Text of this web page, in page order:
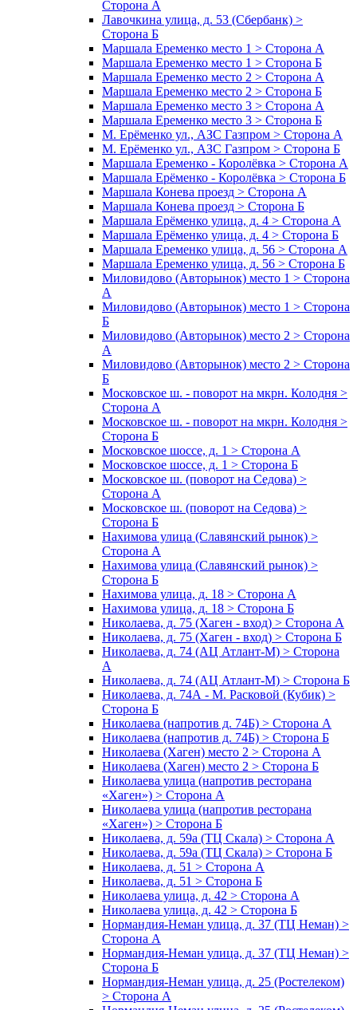
Сторона А
Лавочкина улица, д. 53 (Сбербанк) >
Сторона Б
Маршала Еременко место 1 > Сторона А
Маршала Еременко место 1 > Сторона Б
Маршала Еременко место 2 > Сторона А
Маршала Еременко место 2 > Сторона Б
Маршала Еременко место 3 > Сторона А
Маршала Еременко место 3 > Сторона Б
М. Ерёменко ул., АЗС Газпром > Сторона А
М. Ерёменко ул., АЗС Газпром > Сторона Б
Маршала Еременко - Королёвка > Сторона А
Маршала Ерёменко - Королёвка > Сторона Б
Маршала Конева проезд > Сторона А
Маршала Конева проезд > Сторона Б
Маршала Ерёменко улица, д. 4 > Сторона А
Маршала Ерёменко улица, д. 4 > Сторона Б
Маршала Еременко улица, д. 56 > Сторона А
Маршала Еременко улица, д. 56 > Сторона Б
Миловидово (Авторынок) место 1 > Сторона
А
Миловидово (Авторынок) место 1 > Сторона
Б
Миловидово (Авторынок) место 2 > Сторона
А
Миловидово (Авторынок) место 2 > Сторона
Б
Московское ш. - поворот на мкрн. Колодня >
Сторона А
Московское ш. - поворот на мкрн. Колодня >
Сторона Б
Московское шоссе, д. 1 > Сторона А
Московское шоссе, д. 1 > Сторона Б
Московское ш. (поворот на Седова) >
Сторона А
Московское ш. (поворот на Седова) >
Сторона Б
Нахимова улица (Славянский рынок) >
Сторона А
Нахимова улица (Славянский рынок) >
Сторона Б
Нахимова улица, д. 18 > Сторона А
Нахимова улица, д. 18 > Сторона Б
Николаева, д. 75 (Хаген - вход) > Сторона А
Николаева, д. 75 (Хаген - вход) > Сторона Б
Николаева, д. 74 (АЦ Атлант-М) > Сторона
А
Николаева, д. 74 (АЦ Атлант-М) > Сторона Б
Николаева, д. 74А - М. Расковой (Кубик) >
Сторона Б
Николаева (напротив д. 74Б) > Сторона А
Николаева (напротив д. 74Б) > Сторона Б
Николаева (Хаген) место 2 > Сторона А
Николаева (Хаген) место 2 > Сторона Б
Николаева улица (напротив ресторана
«Хаген») > Сторона А
Николаева улица (напротив ресторана
«Хаген») > Сторона Б
Николаева, д. 59а (ТЦ Скала) > Сторона А
Николаева, д. 59а (ТЦ Скала) > Сторона Б
Николаева, д. 51 > Сторона А
Николаева, д. 51 > Сторона Б
Николаева улица, д. 42 > Сторона А
Николаева улица, д. 42 > Сторона Б
Нормандия-Неман улица, д. 37 (ТЦ Неман) >
Сторона А
Нормандия-Неман улица, д. 37 (ТЦ Неман) >
Сторона Б
Нормандия-Неман улица, д. 25 (Ростелеком)
> Сторона А